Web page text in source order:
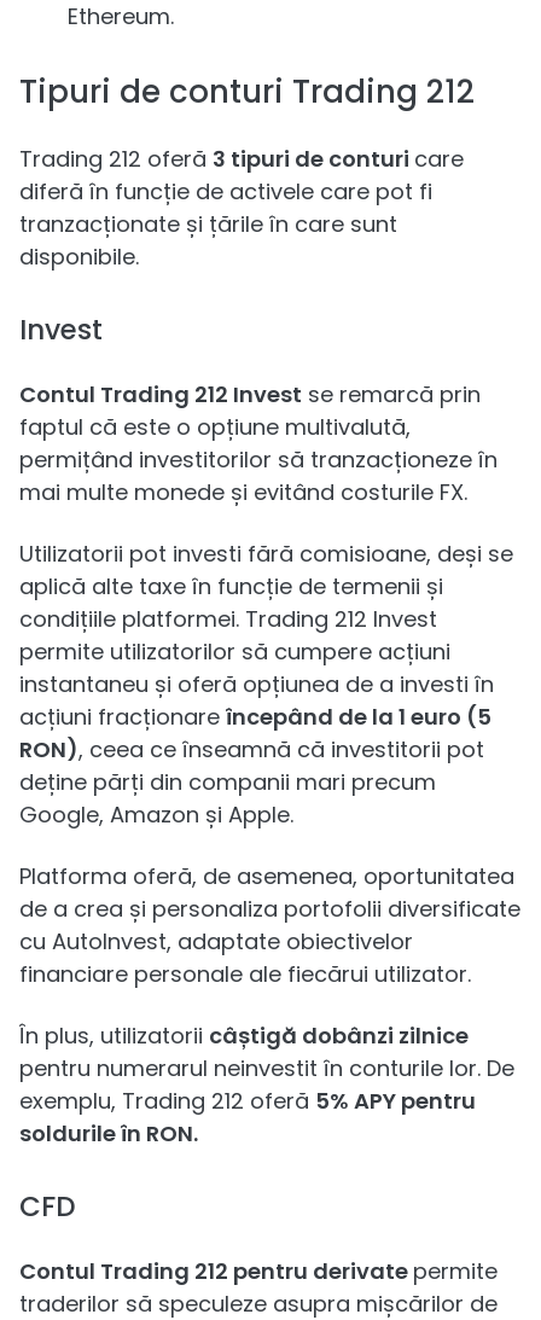
Ethereum.
Tipuri de conturi Trading 212
Trading 212 oferă 3 tipuri de conturi care
diferă în funcție de activele care pot fi
tranzacționate și țările în care sunt
disponibile.
Invest
Contul Trading 212 Invest se remarcă prin
faptul că este o opțiune multivalută,
permițând investitorilor să tranzacționeze în
mai multe monede și evitând costurile FX.
Utilizatorii pot investi fără comisioane, deși se
aplică alte taxe în funcție de termenii și
condițiile platformei. Trading 212 Invest
permite utilizatorilor să cumpere acțiuni
instantaneu și oferă opțiunea de a investi în
acțiuni fracționare începând de la 1 euro (5
RON), ceea ce înseamnă că investitorii pot
deține părți din companii mari precum
Google, Amazon și Apple.
Platforma oferă, de asemenea, oportunitatea
de a crea și personaliza portofolii diversificate
cu AutoInvest, adaptate obiectivelor
financiare personale ale fiecărui utilizator.
În plus, utilizatorii câștigă dobânzi zilnice
pentru numerarul neinvestit în conturile lor. De
exemplu, Trading 212 oferă 5% APY pentru
soldurile în RON.
CFD
Contul Trading 212 pentru derivate permite
traderilor să speculeze asupra mișcărilor de